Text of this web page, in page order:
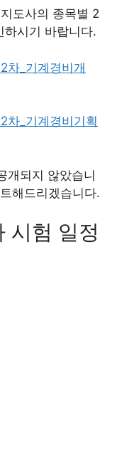
도사의 종목별 2
하시기 바랍니다.
차_기계경비개
차_기계경비기획
개되지 않았습니
해드리겠습니다.
시험 일정